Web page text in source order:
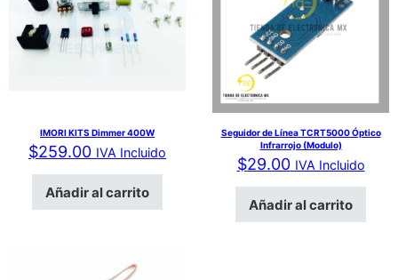
IMORI KITS Dimmer 400W
$259.00 IVA Incluido
Añadir al carrito
Seguidor de Línea TCRT5000 Óptico
Infrarrojo (Modulo)
$29.00 IVA Incluido
Añadir al carrito